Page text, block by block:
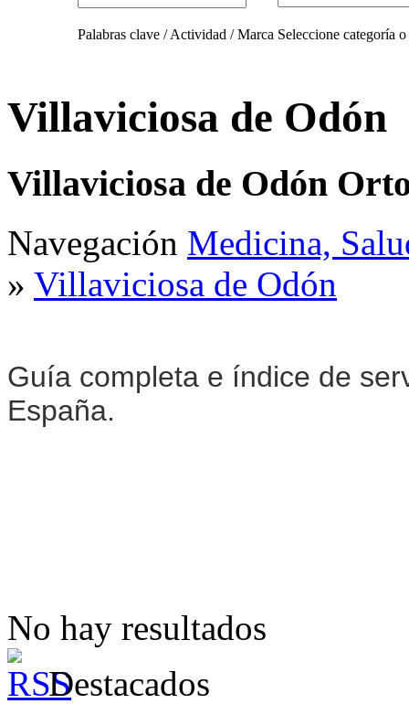
Palabras clave / Actividad / Marca Seleccione categoría
Villaviciosa de Odón
Villaviciosa de Odón
Navegación Medicina,
» Villaviciosa de Odón
Guía completa e índice de
España.
No hay resultados
Destacados